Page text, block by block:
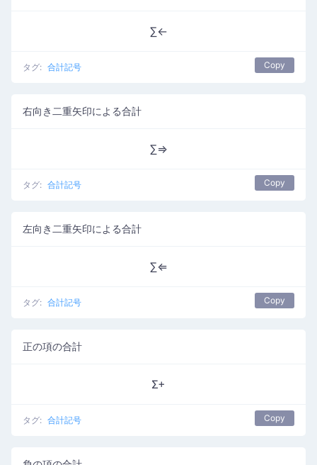
∑←
タグ: 合計記号 Copy
右向き二重矢印による合計
∑⇒
タグ: 合計記号 Copy
左向き二重矢印による合計
∑⇐
タグ: 合計記号 Copy
正の項の合計
Σ+
タグ: 合計記号 Copy